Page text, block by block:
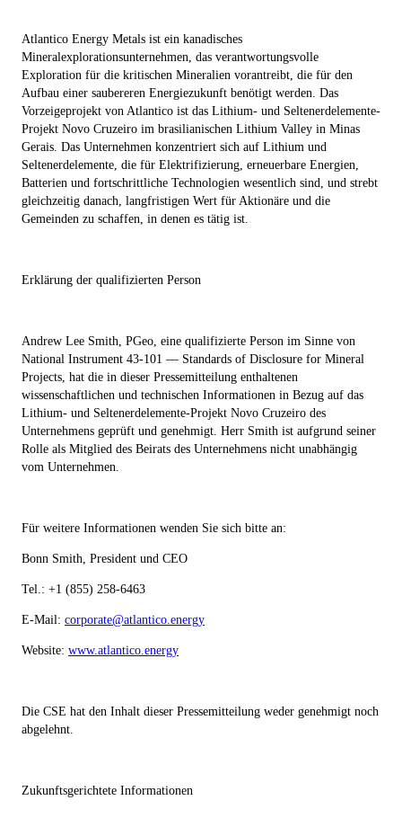
Atlantico Energy Metals ist ein kanadisches
Mineralexplorationsunternehmen, das verantwortungsvolle
Exploration für die kritischen Mineralien vorantreibt, die für den
Aufbau einer saubereren Energiezukunft benötigt werden. Das
Vorzeigeprojekt von Atlantico ist das Lithium- und Seltenerdelemente-
Projekt Novo Cruzeiro im brasilianischen Lithium Valley in Minas
Gerais. Das Unternehmen konzentriert sich auf Lithium und
Seltenerdelemente, die für Elektrifizierung, erneuerbare Energien,
Batterien und fortschrittliche Technologien wesentlich sind, und strebt
gleichzeitig danach, langfristigen Wert für Aktionäre und die
Gemeinden zu schaffen, in denen es tätig ist.
Erklärung der qualifizierten Person
Andrew Lee Smith, PGeo, eine qualifizierte Person im Sinne von
National Instrument 43-101 — Standards of Disclosure for Mineral
Projects, hat die in dieser Pressemitteilung enthaltenen
wissenschaftlichen und technischen Informationen in Bezug auf das
Lithium- und Seltenerdelemente-Projekt Novo Cruzeiro des
Unternehmens geprüft und genehmigt. Herr Smith ist aufgrund seiner
Rolle als Mitglied des Beirats des Unternehmens nicht unabhängig
vom Unternehmen.
Für weitere Informationen wenden Sie sich bitte an:
Bonn Smith, President und CEO
Tel.: +1 (855) 258-6463
E-Mail: corporate@atlantico.energy
Website: www.atlantico.energy
Die CSE hat den Inhalt dieser Pressemitteilung weder genehmigt noch
abgelehnt.
Zukunftsgerichtete Informationen